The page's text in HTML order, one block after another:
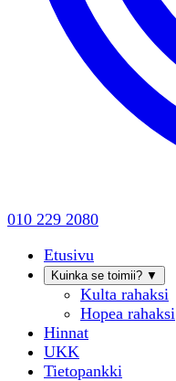
010 229 2080
Etusivu
Kuinka se toimii? ▼
Kulta rahaksi
Hopea rahaksi
Hinnat
UKK
Tietopankki